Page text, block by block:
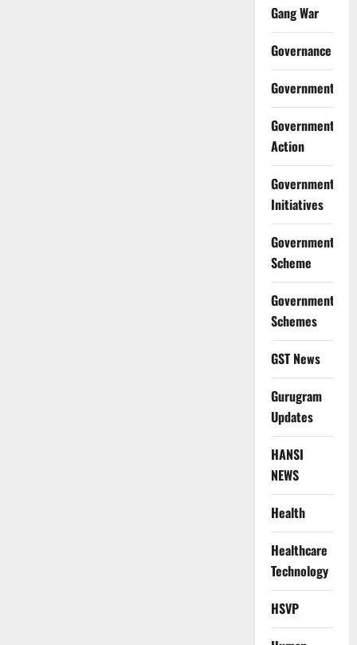
Gang War
Governance
Government
Government
Action
Government
Initiatives
Government
Scheme
Government
Schemes
GST News
Gurugram
Updates
HANSI
NEWS
Health
Healthcare
Technology
HSVP